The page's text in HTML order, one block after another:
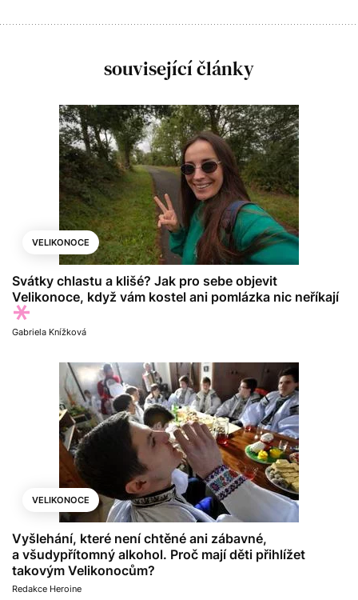
související články
VELIKONOCE
Svátky chlastu a klišé? Jak pro sebe objevit
Velikonoce, když vám kostel ani pomlázka nic neříkají
Gabriela Knížková
VELIKONOCE
Vyšlehání, které není chtěné ani zábavné,
a všudypřítomný alkohol. Proč mají děti přihlížet
takovým Velikonocům?
Redakce Heroine